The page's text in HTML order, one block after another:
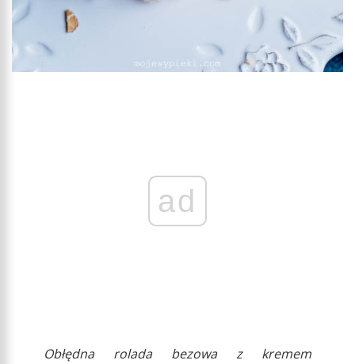
ad
Obłędna rolada bezowa z kremem